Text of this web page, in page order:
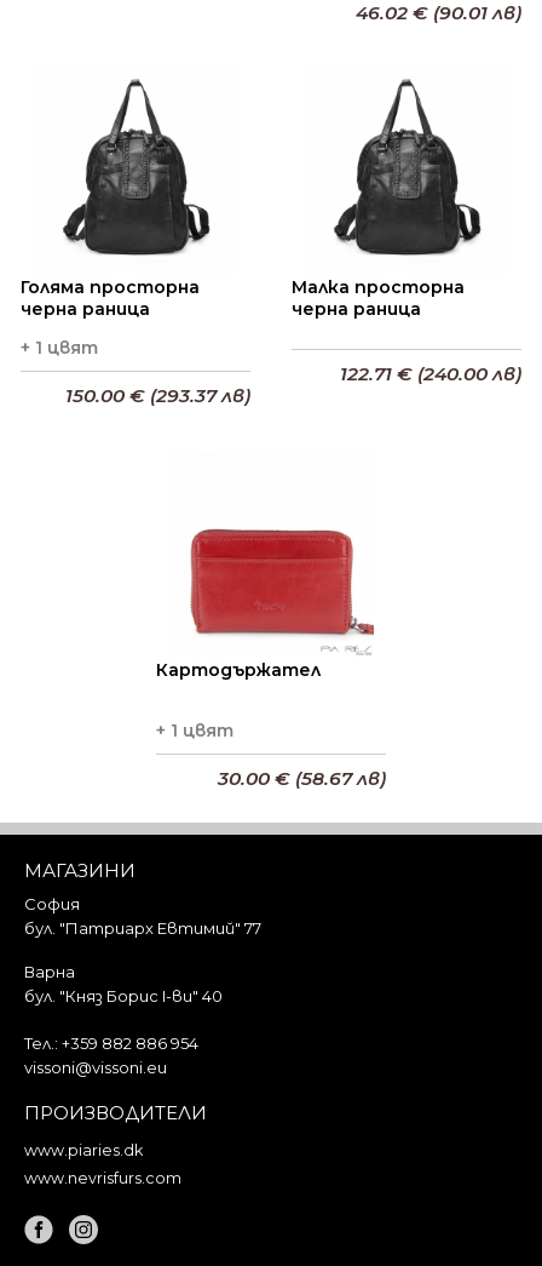
Добави в кошницата
46.02 € (90.01 лв)
Голяма просторна
черна раница
+ 1 цвят
150.00 € (293.37 лв)
Малка просторна
черна раница
122.71 € (240.00 лв)
Картодържател
+ 1 цвят
30.00 € (58.67 лв)
МАГАЗИНИ
София
бул. "Патриарх Евтимий" 77
Варна
бул. "Княз Борис I-ви" 40
Тел.: +359 882 886 954
vissoni@vissoni.eu
ПРОИЗВОДИТЕЛИ
www.piaries.dk
www.nevrisfurs.com